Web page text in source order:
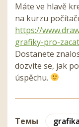
Máte ve hlavě
na kurzu
https://
grafiky-pro-
Dostanete
dozvíte se, jak
úspěchu.
Темы grafika